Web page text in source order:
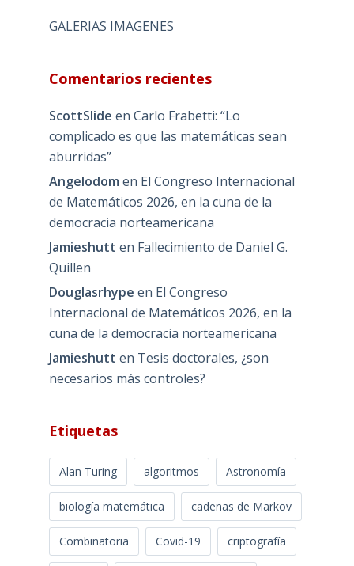
GALERIAS IMAGENES
Comentarios recientes
ScottSlide en Carlo Frabetti: “Lo
complicado es que las matemáticas sean
aburridas”
Angelodom en El Congreso Internacional
de Matemáticos 2026, en la cuna de la
democracia norteamericana
Jamieshutt en Fallecimiento de Daniel G.
Quillen
Douglasrhype en El Congreso
Internacional de Matemáticos 2026, en la
cuna de la democracia norteamericana
Jamieshutt en Tesis doctorales, ¿son
necesarios más controles?
Etiquetas
Alan Turing algoritmos Astronomía
biología matemática cadenas de Markov
Combinatoria Covid-19 criptografía